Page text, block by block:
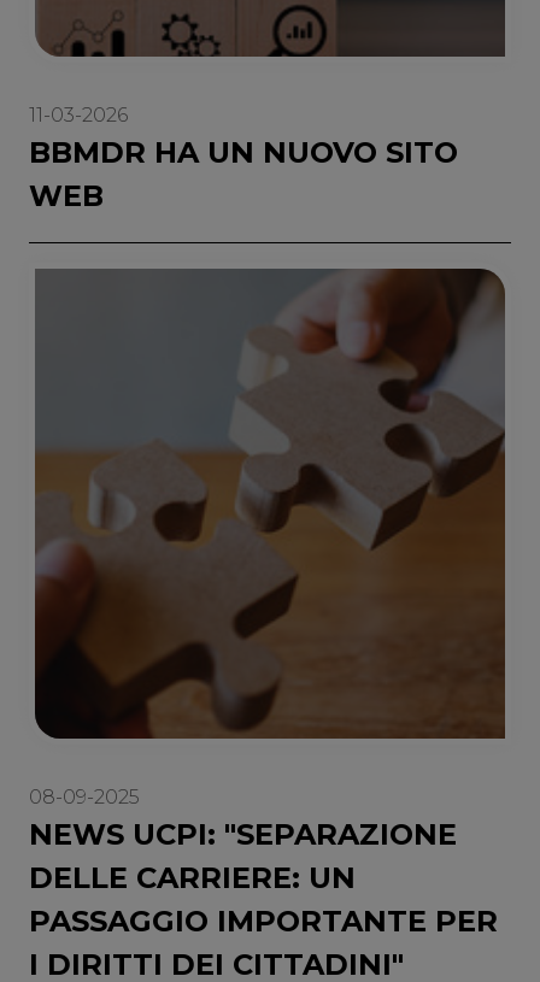
11-03-2026
BBMDR HA UN NUOVO SITO
WEB
08-09-2025
NEWS UCPI: "SEPARAZIONE
DELLE CARRIERE: UN
PASSAGGIO IMPORTANTE PER
I DIRITTI DEI CITTADINI"